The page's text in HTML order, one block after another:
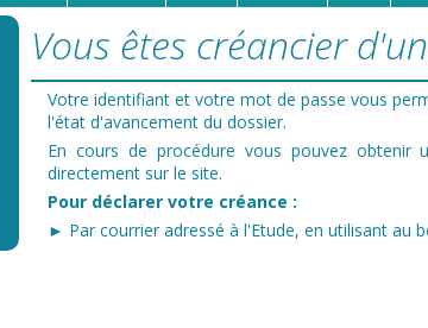
Vous êtes créancier
Votre identifiant et votre mot de passe vous
l'état d'avancement du dossier.
En cours de procédure vous pouvez obtenir
directement sur le site.
Pour déclarer votre créance :
► Par courrier adressé à l'Etude, en utilisant au